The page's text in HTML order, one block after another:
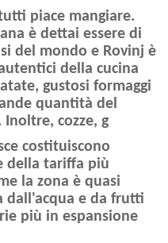
piace mangiare.
è dettai essere di
del mondo e Rovinj è
della cucina
gustosi formaggi
quantità del
cozze, g
costituiscono
della tariffa più
la zona è quasi
dall'acqua e da frutti
più in espansione